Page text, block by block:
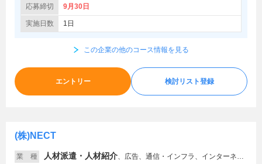
応募締切 9月30日
実施日数 1日
この企業の他のコース情報を見る
エントリー 検討リスト登録
(株)NECT
業 種 人材派遣・人材紹介、 広告、通信・インフラ、インターネット関連、サービス（その他）